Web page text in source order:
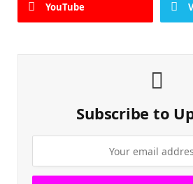
YouTube
Subscribe to